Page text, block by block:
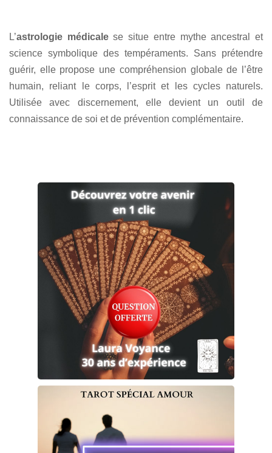
L’astrologie médicalese situe entre mythe ancestral et
science symbolique des tempéraments. Sans prétendre
guérir, elle propose une compréhension globale de l’être
humain, reliant le corps, l’esprit et les cycles naturels.
Utilisée avec discernement, elle devient un outil de
connaissance de soi et de prévention complémentaire.